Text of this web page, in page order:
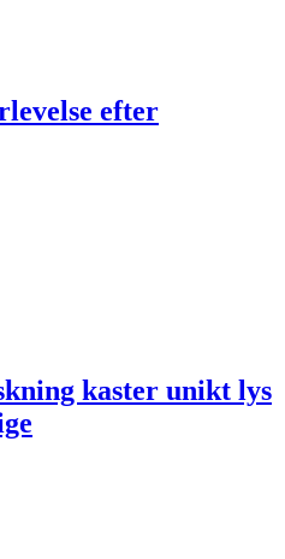
efter
kaster unikt lys